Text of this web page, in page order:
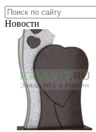
Новости